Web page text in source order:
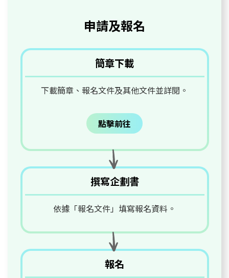
申請及報名
簡章下載
下載簡章、報名文件及其他文件並詳閱。
點擊前往
撰寫企劃書
依據「報名文件」填寫報名資料。
報名